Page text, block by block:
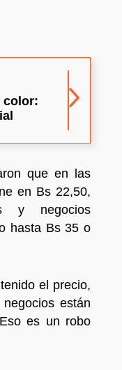
color:
que en las
en Bs 22,50,
y negocios
hasta Bs 35 o
el precio,
están
es un robo